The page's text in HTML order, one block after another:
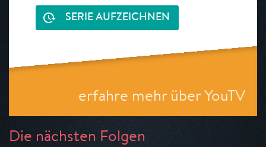
SERIE AUFZEICHNEN
erfahre mehr über YouTV
Die nächsten Folgen